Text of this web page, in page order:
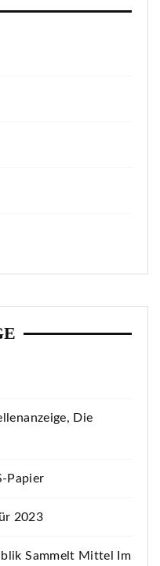
Die
Papier
2023
Sammelt Mittel Im